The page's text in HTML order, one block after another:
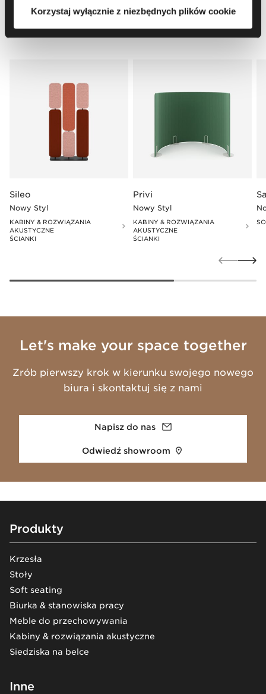
Korzystaj wyłącznie z niezbędnych plików cookie
Inne pasujące produkty
Sileo
Nowy Styl
KABINY & ROZWIĄZANIA
AKUSTYCZNE
ŚCIANKI
Privi
Nowy Styl
KABINY & ROZWIĄZANIA
AKUSTYCZNE
ŚCIANKI
Let's make your space together
Zrób pierwszy krok w kierunku swojego nowego
biura i skontaktuj się z nami
Napisz do nas
Odwiedź showroom
Footer
Produkty
Krzesła
Stoły
Soft seating
Biurka & stanowiska pracy
Meble do przechowywania
Kabiny & rozwiązania akustyczne
Siedziska na belce
Inne